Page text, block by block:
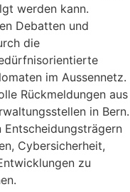
werden kann.
Debatten und
die
im Aussennetz.
Rückmeldungen aus
in Bern.
Cybersicherheit,
zu